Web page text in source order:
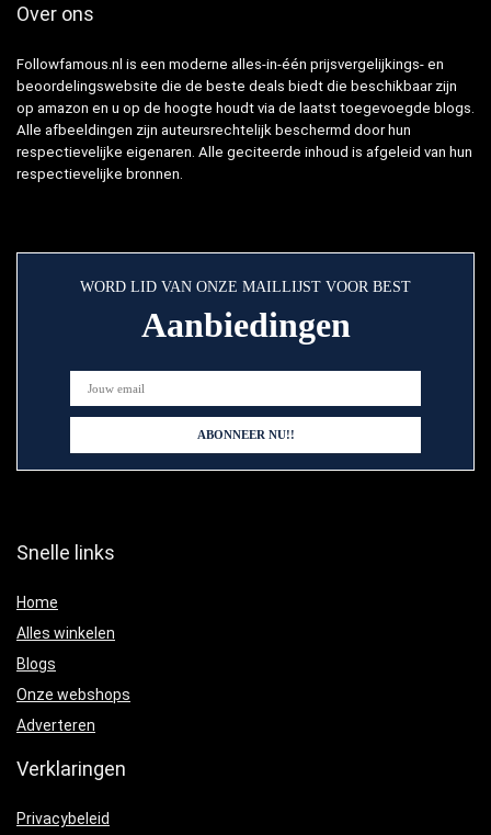
Over ons
Followfamous.nl is een moderne alles-in-één prijsvergelijkings- en
beoordelingswebsite die de beste deals biedt die beschikbaar zijn
op amazon en u op de hoogte houdt via de laatst toegevoegde blogs.
Alle afbeeldingen zijn auteursrechtelijk beschermd door hun
respectievelijke eigenaren. Alle geciteerde inhoud is afgeleid van hun
respectievelijke bronnen.
WORD LID VAN ONZE MAILLIJST VOOR BEST
Aanbiedingen
Snelle links
Home
Alles winkelen
Blogs
Onze webshops
Adverteren
Verklaringen
Privacybeleid